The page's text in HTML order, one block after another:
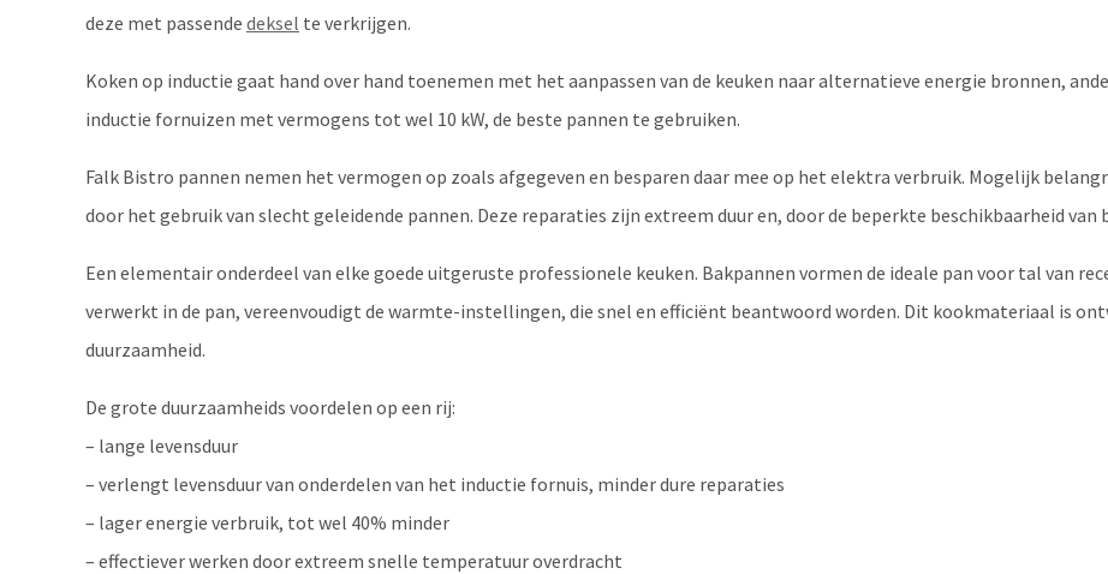
deze met passende deksel te verkrijgen.
Koken op inductie gaat hand over hand toenemen met het aanpassen van de keuken naar alternatieve energie bronnen,
inductie fornuizen met vermogens tot wel 10 kW, de beste pannen te gebruiken.
Falk Bistro pannen nemen het vermogen op zoals afgegeven en besparen daar mee op het elektra verbruik. Mogelijk
door het gebruik van slecht geleidende pannen. Deze reparaties zijn extreem duur en, door de beperkte beschikbaarheid
Een elementair onderdeel van elke goede uitgeruste professionele keuken. Bakpannen vormen de ideale pan voor tal van
verwerkt in de pan, vereenvoudigt de warmte-instellingen, die snel en efficiënt beantwoord worden. Dit kookmateriaal is
duurzaamheid.
De grote duurzaamheids voordelen op een rij:
– lange levensduur
– verlengt levensduur van onderdelen van het inductie fornuis, minder dure reparaties
– lager energie verbruik, tot wel 40% minder
– effectiever werken door extreem snelle temperatuur overdracht